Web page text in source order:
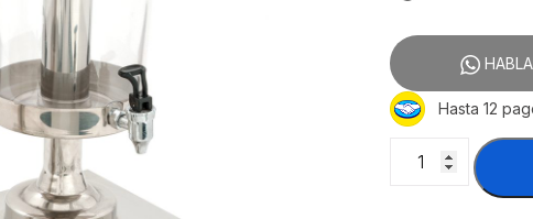
Hasta 12
ZCF302B
Despachador